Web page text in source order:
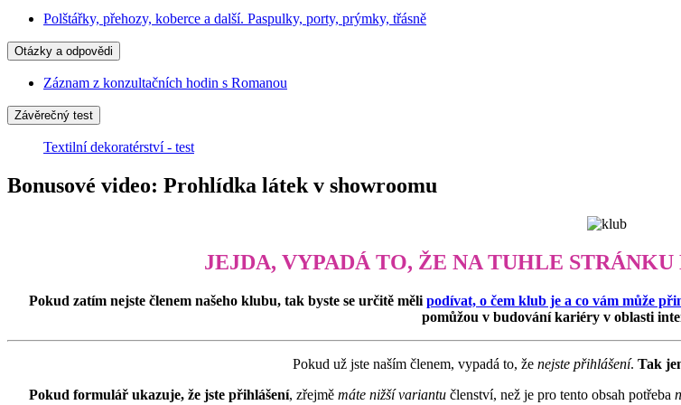
Polštářky, přehozy, koberce a další. Paspulky, porty, prýmky, třásně
Otázky a odpovědi
Záznam z konzultačních hodin s Romanou
Závěrečný test
Textilní dekoratérství - test
Bonusové video: Prohlídka látek v showroomu
JEJDA, VYPADÁ TO, ŽE NA TUHLE
Pokud zatím nejste členem našeho klubu, tak byste se určitě měli podívat, o čem klub je a co vám může
pomůžou v budování kariéry v oblasti
Pokud už jste naším členem, vypadá to, že nejste přihlášení. Tak
Pokud formulář ukazuje, že jste přihlášení, zřejmě máte nižší variantu členství, než je pro tento obsah potřeba